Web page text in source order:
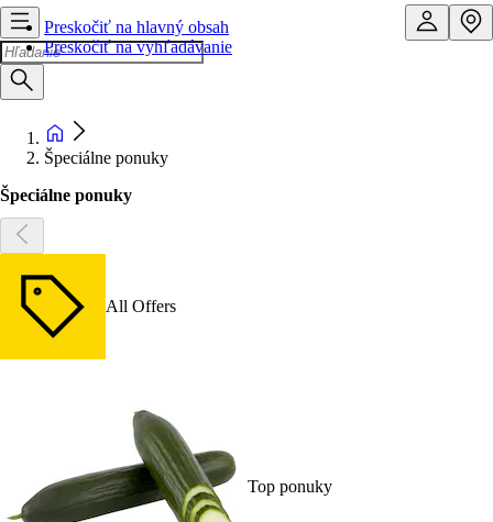
Preskočiť na hlavný obsah
Preskočiť na vyhľadávanie
Špeciálne ponuky
Špeciálne ponuky
All Offers
Top ponuky